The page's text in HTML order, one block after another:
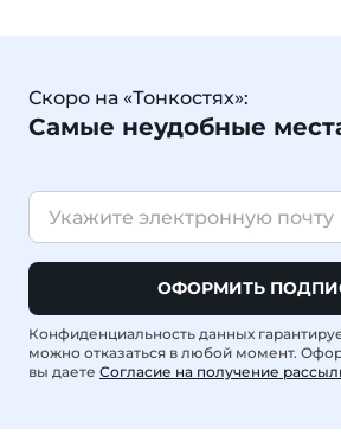
Скоро на «Тонкостях»:
Самые неудобные
ОФОРМИТЬ
Конфиденциальность данных
можно отказаться в любой момент.
вы даете Согласие на получение